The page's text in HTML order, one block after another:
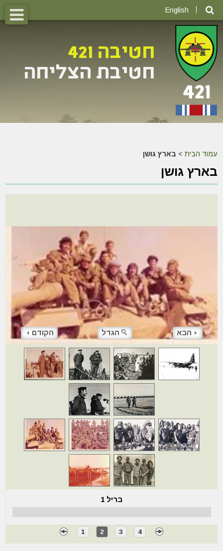
English
עמוד הבית > בארץ גושן
בארץ גושן
הקודם הגדל הבא
בריל 1
1 2 3 4